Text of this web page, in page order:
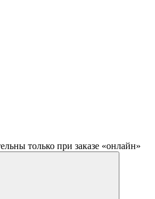
только при заказе «онлайн»